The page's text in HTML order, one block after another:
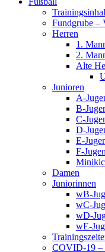
Fundgrube –
Herren
1.
2.
Alte
Junioren
A-
B-
C-
D-
E-
F-
Damen
Juniorinnen
wB-
wC-
wD-
wE-
COVID-19 –